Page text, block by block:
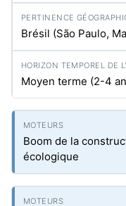
Brésil (São Paulo,
Moyen terme (2-4
Boom de la
écologique